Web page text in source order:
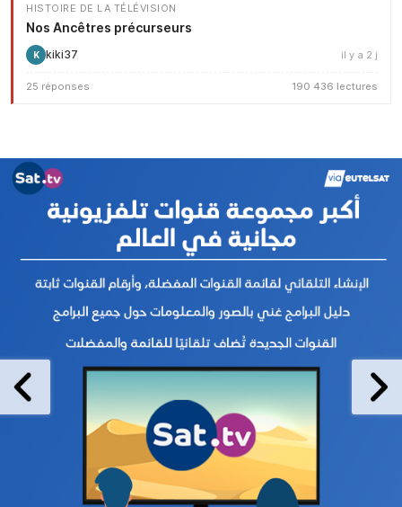
HISTOIRE DE LA TÉLÉVISION
Nos Ancêtres précurseurs
K kiki37 il y a 2 j
25 réponses 190 436 lectures